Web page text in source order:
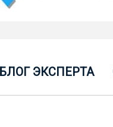
БЛОГ ЭКСПЕРТА